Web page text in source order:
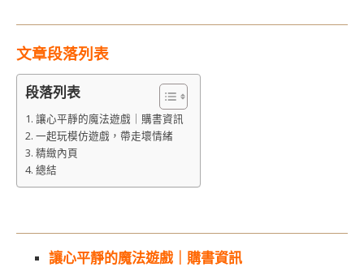
文章段落列表
段落列表
讓心平靜的魔法遊戲｜購書資訊
一起玩模仿遊戲，帶走壞情緒
精緻內頁
總結
讓心平靜的魔法遊戲｜購書資訊